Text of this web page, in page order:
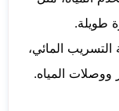
طويلة.
المائي،
ووصلات المياه.